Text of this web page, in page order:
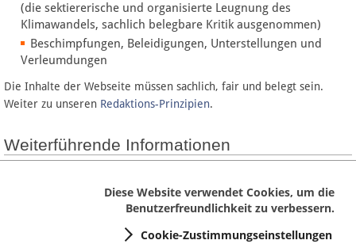
(die sektiererische und organisierte Leugnung des
Klimawandels, sachlich belegbare Kritik ausgenommen)
Beschimpfungen, Beleidigungen, Unterstellungen und
Verleumdungen
Die Inhalte der Webseite müssen sachlich, fair und belegt sein.
Weiter zu unseren Redaktions-Prinzipien.
Weiterführende Informationen
Diese Website verwendet Cookies, um die
Benutzerfreundlichkeit zu verbessern.
Cookie-Zustimmungseinstellungen